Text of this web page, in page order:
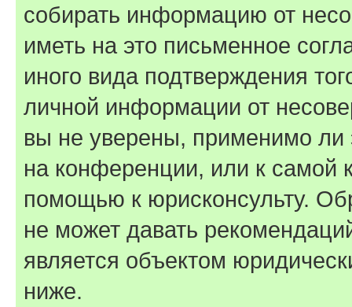
собирать информацию от
иметь на это письменное
иного вида подтверждения
личной информации от
вы не уверены, применимо ли
на конференции, или к самой
помощью к юрисконсульту.
не может давать
является объектом
ниже.